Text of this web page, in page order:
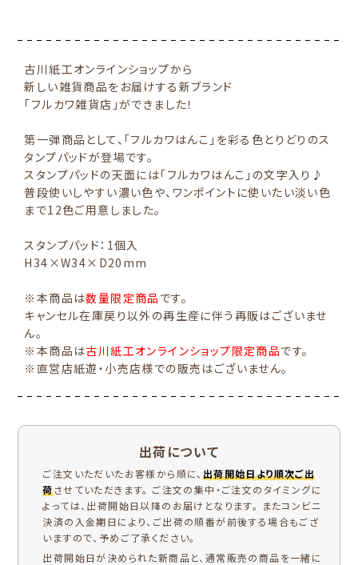
古川紙工オンラインショップから
新しい雑貨商品をお届けする新ブランド
「フルカワ雑貨店」ができました！
第一弾商品として、「フルカワはんこ」を彩る色とりどりのス
タンプパッドが登場です。
スタンプパッドの天面には「フルカワはんこ」の文字入り♪
普段使いしやすい濃い色や、ワンポイントに使いたい淡い色
まで12色ご用意しました。
スタンプパッド：1個入
H34×W34×D20mm
※本商品は数量限定商品 です。
キャンセル在庫戻り以外の再生産に伴う再販はございませ
ん。
※本商品は古川紙工オンラインショップ限定商品です。
※直営店紙遊・小売店様での販売はございません。
出荷について
ご注文いただいたお客様から順に、 出荷開始日より順次ご出
荷させていただきます。 ご注文の集中・ご注文のタイミングに
よっては、出荷開始日以降のお届けとなります。 またコンビニ
決済の入金期日により、ご出荷の順番が前後する場合もござ
いますので、予めご了承ください。
出荷開始日が決められた新商品と、通常販売の商品を一緒に